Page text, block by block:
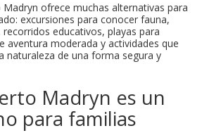
ofrece muchas alternativas para
excursiones para conocer fauna,
educativos, playas para
aventura moderada y actividades que
naturaleza de una forma segura y
Madryn es un
para familias